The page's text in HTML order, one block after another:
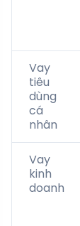
Vay
tiêu
dùng
cá
nhân
Vay
kinh
doanh